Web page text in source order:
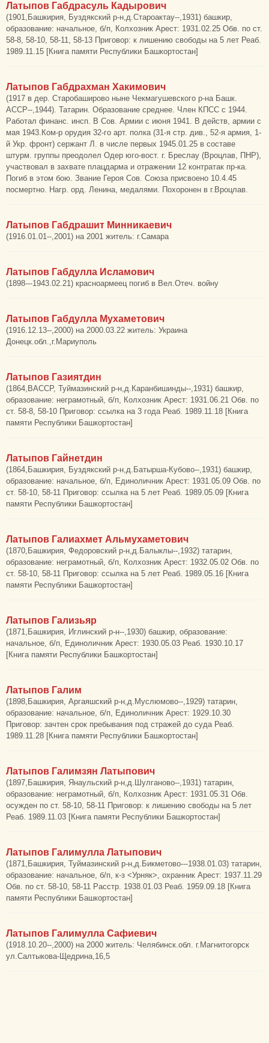
Латыпов Габдрасуль Кадырович
(1901,Башкирия, Буздякский р-н,д.Староактау--,1931) башкир,
образование: начальное, б/п, Колхозник Арест: 1931.02.25 Обв. по ст.
58-8, 58-10, 58-11, 58-13 Приговор: к лишению свободы на 5 лет Реаб.
1989.11.15 [Книга памяти Республики Башкортостан]
Латыпов Габдрахман Хакимович
(1917 в дер. Старобаширово ныне Чекмагушевского р-на Башк.
АССР--,1944). Татарин. Образование среднее. Член КПСС с 1944.
Работал финанс. инсп. В Сов. Армии с июня 1941. В действ, армии с
мая 1943.Ком-р орудия 32-го арт. полка (31-я стр. див., 52-я армия, 1-
й Укр. фронт) сержант Л. в числе первых 1945.01.25 в составе
штурм. группы преодолел Одер юго-вост. г. Бреслау (Вроцлав, ПНР),
участвовал в захвате плацдарма и отражении 12 контратак пр-ка.
Погиб в этом бою. Звание Героя Сов. Союза присвоено 10.4.45
посмертно. Нагр. орд. Ленина, медалями. Похоронен в г.Вроцлав.
Латыпов Габдрашит Минникаевич
(1916.01.01--,2001) на 2001 житель: г.Самара
Латыпов Габдулла Исламович
(1898---1943.02.21) красноармеец погиб в Вел.Отеч. войну
Латыпов Габдулла Мухаметович
(1916.12.13--,2000) на 2000.03.22 житель: Украина
Донецк.обл.,г.Мариуполь
Латыпов Газиятдин
(1864,ВАССР, Туймазинский р-н,д.Каранбишинды--,1931) башкир,
образование: неграмотный, б/п, Колхозник Арест: 1931.06.21 Обв. по
ст. 58-8, 58-10 Приговор: ссылка на 3 года Реаб. 1989.11.18 [Книга
памяти Республики Башкортостан]
Латыпов Гайнетдин
(1864,Башкирия, Буздякский р-н,д.Батырша-Кубово--,1931) башкир,
образование: начальное, б/п, Единоличник Арест: 1931.05.09 Обв. по
ст. 58-10, 58-11 Приговор: ссылка на 5 лет Реаб. 1989.05.09 [Книга
памяти Республики Башкортостан]
Латыпов Галиахмет Альмухаметович
(1870,Башкирия, Федоровский р-н,д.Балыклы--,1932) татарин,
образование: неграмотный, б/п, Колхозник Арест: 1932.05.02 Обв. по
ст. 58-10, 58-11 Приговор: ссылка на 5 лет Реаб. 1989.05.16 [Книга
памяти Республики Башкортостан]
Латыпов Гализьяр
(1871,Башкирия, Иглинский р-н--,1930) башкир, образование:
начальное, б/п, Единоличник Арест: 1930.05.03 Реаб. 1930.10.17
[Книга памяти Республики Башкортостан]
Латыпов Галим
(1898,Башкирия, Аргаяшский р-н,д.Муслюмово--,1929) татарин,
образование: начальное, б/п, Единоличник Арест: 1929.10.30
Приговор: зачтен срок пребывания под стражей до суда Реаб.
1989.11.28 [Книга памяти Республики Башкортостан]
Латыпов Галимзян Латыпович
(1897,Башкирия, Янаульский р-н,д.Шулганово--,1931) татарин,
образование: неграмотный, б/п, Колхозник Арест: 1931.05.31 Обв.
осужден по ст. 58-10, 58-11 Приговор: к лишению свободы на 5 лет
Реаб. 1989.11.03 [Книга памяти Республики Башкортостан]
Латыпов Галимулла Латыпович
(1871,Башкирия, Туймазинский р-н,д.Бикметово---1938.01.03) татарин,
образование: начальное, б/п, к-з <Урняк>, охранник Арест: 1937.11.29
Обв. по ст. 58-10, 58-11 Расстр. 1938.01.03 Реаб. 1959.09.18 [Книга
памяти Республики Башкортостан]
Латыпов Галимулла Сафиевич
(1918.10.20--,2000) на 2000 житель: Челябинск.обл. г.Магнитогорск
ул.Салтыкова-Щедрина,16,5